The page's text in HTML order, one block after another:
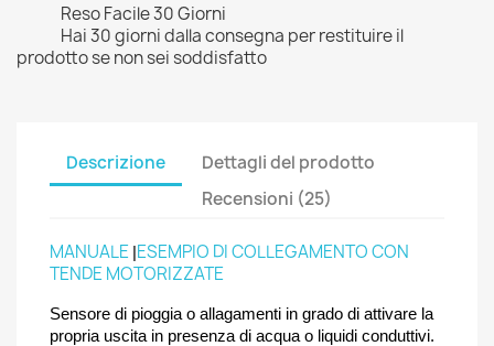
Reso Facile 30 Giorni
Hai 30 giorni dalla consegna per restituire il
prodotto se non sei soddisfatto
Descrizione
Dettagli del prodotto
Recensioni (25)
MANUALE |ESEMPIO DI COLLEGAMENTO CON
TENDE MOTORIZZATE
Sensore di pioggia o allagamenti in grado di attivare la
propria uscita in presenza di acqua o liquidi conduttivi.